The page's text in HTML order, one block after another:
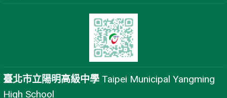
臺北市立陽明高級中學 Taipei Municipal Yangming
High School